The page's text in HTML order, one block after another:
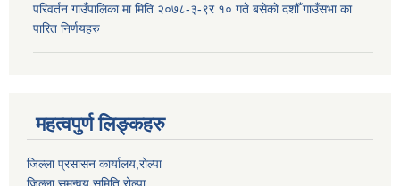
परिवर्तन गाउँपालिका मा मिति २०७८-३-९र १० गते बसेकाे दशौँ गाउँसभा का
पारित निर्णयहरु
महत्वपुर्ण लिङ्कहरु
जिल्ला प्रसासन कार्यालय,राेल्पा